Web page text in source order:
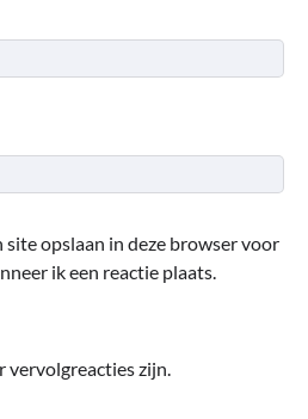
site opslaan in deze browser voor
ik een reactie plaats.
vervolgreacties zijn.